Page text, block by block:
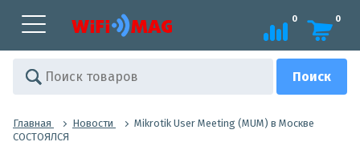
0 0
Главная Новости
Mikrotik User Meeting (MUM) в Москве
СОСТОЯЛСЯ